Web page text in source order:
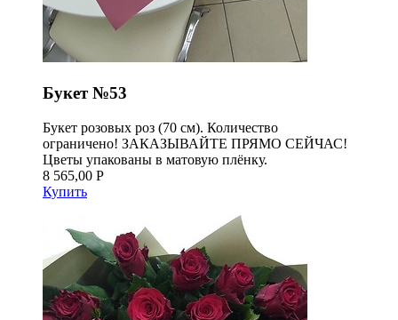
Букет №53
Букет розовых роз (70 см). Количество
ограничено! ЗАКАЗЫВАЙТЕ ПРЯМО СЕЙЧАС!
Цветы упакованы в матовую плёнку.
8 565,00 Р
Купить